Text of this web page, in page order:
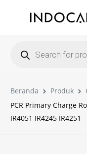
Beranda Produk
PCR Primary Charge
IR4051 IR4245 IR4251